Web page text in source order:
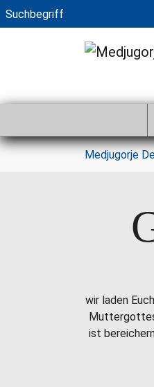
Zum Hauptinhalt springen
Sie sind hier:
Medjugorje
wir laden
ist